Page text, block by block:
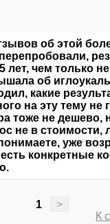
об этой
лет, чем только
об
какие
на эту тему не
тоже не дешево,
не в стоимости,
уже
конкретные
1
>
К